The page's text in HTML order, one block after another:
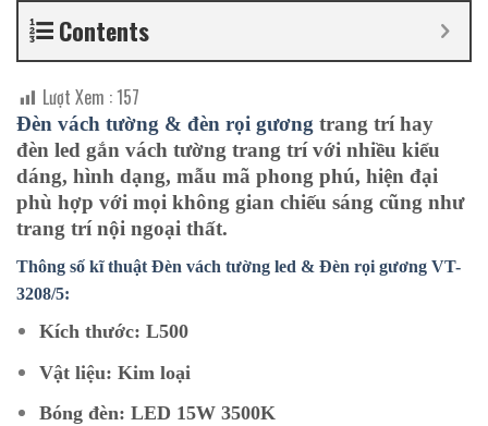
Contents
Lượt Xem :157
Đèn vách tường & đèn rọi gương trang trí hay
đèn led gắn vách tường trang trí với nhiều kiểu
dáng, hình dạng, mẫu mã phong phú, hiện đại
phù hợp với mọi không gian chiếu sáng cũng như
trang trí nội ngoại thất.
Thông số kĩ thuật Đèn vách tường led & Đèn rọi gương VT-
3208/5:
Kích thước: L500
Vật liệu: Kim loại
Bóng đèn: LED 15W 3500K